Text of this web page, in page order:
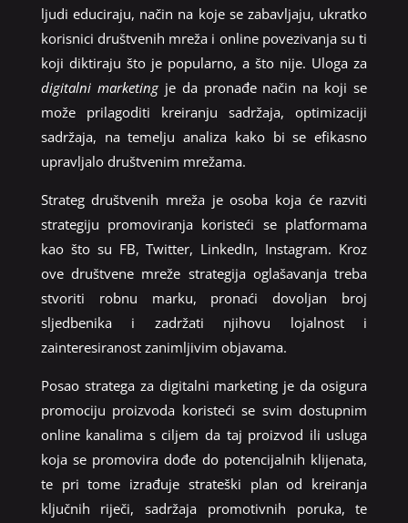
ljudi educiraju, način na koje se zabavljaju, ukratko
korisnici društvenih mreža i online povezivanja su ti
koji diktiraju što je popularno, a što nije. Uloga za
digitalni marketingje da pronađe način na koji se
može prilagoditi kreiranju sadržaja, optimizaciji
sadržaja, na temelju analiza kako bi se efikasno
upravljalo društvenim mrežama.
Strateg društvenih mreža je osoba koja će razviti
strategiju promoviranja koristeći se platformama
kao što su FB, Twitter, LinkedIn, Instagram. Kroz
ove društvene mreže strategija oglašavanja treba
stvoriti robnu marku, pronaći dovoljan broj
sljedbenika i zadržati njihovu lojalnost i
zainteresiranost zanimljivim objavama.
Posao stratega za digitalni marketing je da osigura
promociju proizvoda koristeći se svim dostupnim
online kanalima s ciljem da taj proizvod ili usluga
koja se promovira dođe do potencijalnih klijenata,
te pri tome izrađuje strateški plan od kreiranja
ključnih riječi, sadržaja promotivnih poruka, te